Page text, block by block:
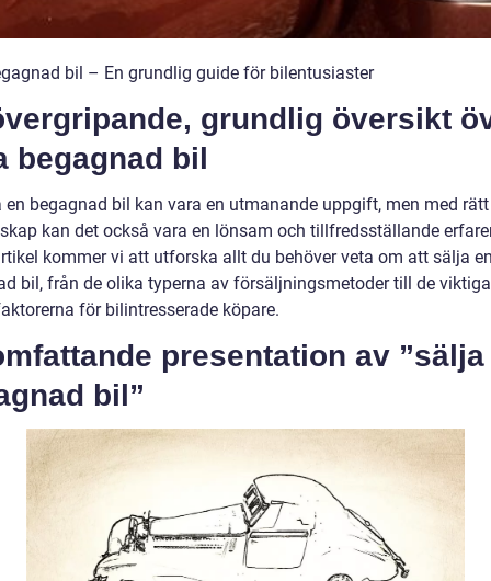
bil – En grundlig guide för bilentusiaster
grundlig översikt
begagnad bil
en begagnad bil kan vara en utmanande uppgift, men med
kan det också vara en lönsam och tillfredsställande
kommer vi att utforska allt du behöver veta om att sälja
bil, från de olika typerna av försäljningsmetoder till de
för bilintresserade köpare.
presentation av ”sälja
bil”